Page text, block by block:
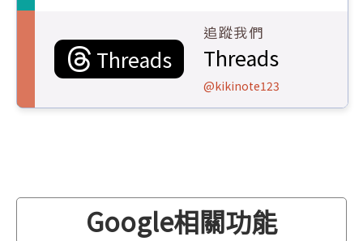
Threads
追蹤我們
Threads
@kikinote123
Google相關功能